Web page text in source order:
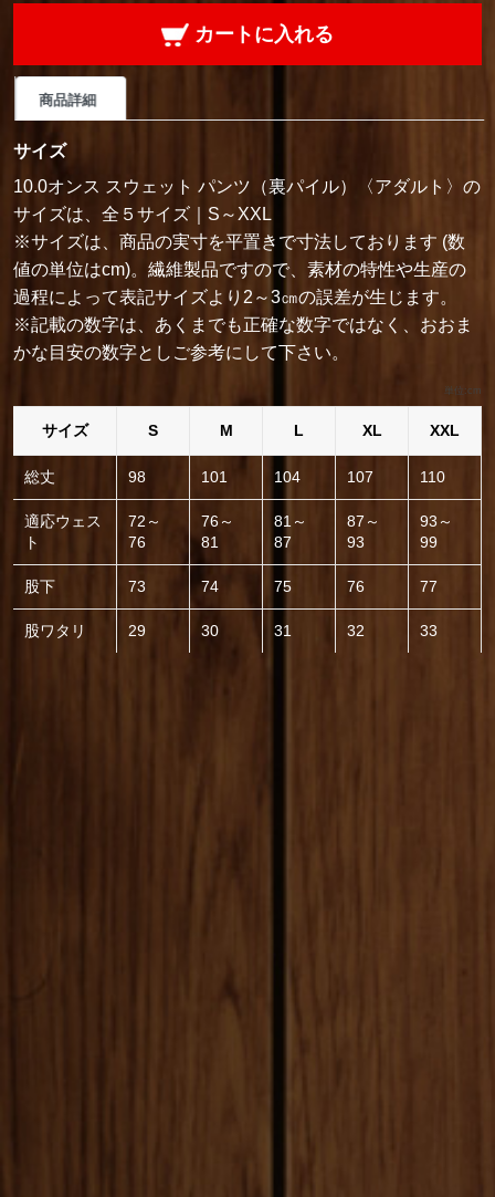
カートに入れる
商品詳細
サイズ
10.0オンス スウェット パンツ（裏パイル）〈アダルト〉の
サイズは、全５サイズ｜S～XXL
※サイズは、商品の実寸を平置きで寸法しております (数
値の単位はcm)。繊維製品ですので、素材の特性や生産の
過程によって表記サイズより2～3㎝の誤差が生じます。
※記載の数字は、あくまでも正確な数字ではなく、おおま
かな目安の数字としご参考にして下さい。
単位:cm
サイズ S M L XL XXL
総丈 98 101 104 107 110
適応ウェス
ト
72～
76
76～
81
81～
87
87～
93
93～
99
股下 73 74 75 76 77
股ワタリ 29 30 31 32 33